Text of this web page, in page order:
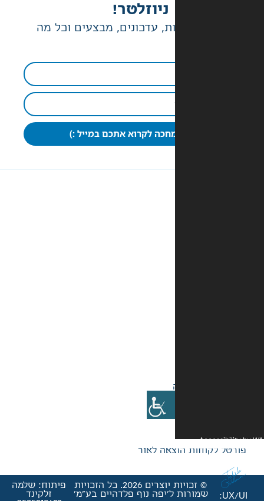
עדכונים, מבצעים וכל מה
לקרוא אתכם במייל :)
לאור
© זכויות יוצרים 2026. כל הזכויות
נוף פלדהיים בע"מ'
פיתוח: שלמה
זלקינד